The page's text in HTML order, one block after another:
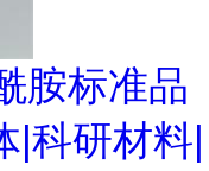
胺标准品
|科研材料|